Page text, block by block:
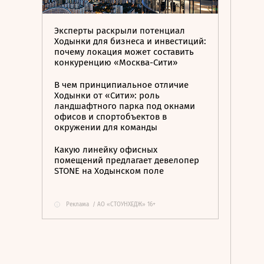
Эксперты раскрыли потенциал
Ходынки для бизнеса и инвестиций:
почему локация может составить
конкуренцию «Москва-Сити»
В чем принципиальное отличие
Ходынки от «Сити»: роль
ландшафтного парка под окнами
офисов и спортобъектов в
окружении для команды
Какую линейку офисных
помещений предлагает девелопер
STONE на Ходынском поле
Реклама / АО «СТОУНХЕДЖ» 16+